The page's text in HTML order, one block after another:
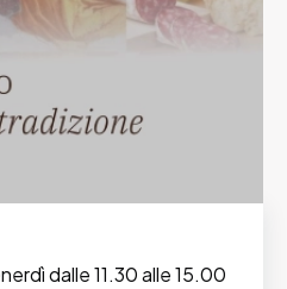
dalle 11.30 alle 15.00